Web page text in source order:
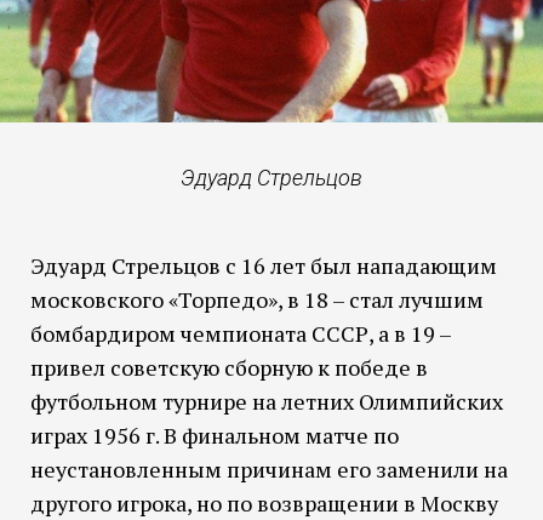
Эдуард Стрельцов
Эдуард Стрельцов с 16 лет был нападающим
московского «Торпедо», в 18 – стал лучшим
бомбардиром чемпионата СССР, а в 19 –
привел советскую сборную к победе в
футбольном турнире на летних Олимпийских
играх 1956 г. В финальном матче по
неустановленным причинам его заменили на
другого игрока, но по возвращении в Москву